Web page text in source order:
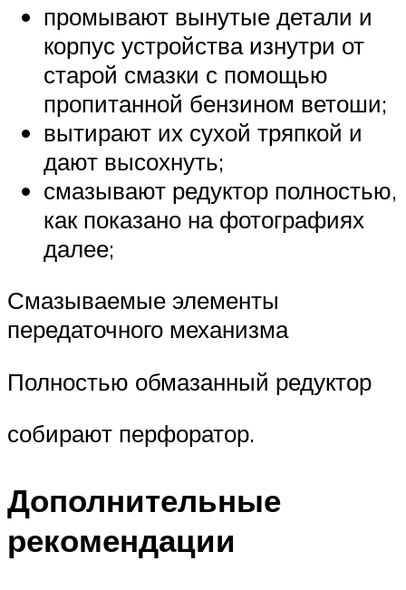
промывают вынутые детали и
корпус устройства изнутри от
старой смазки с помощью
пропитанной бензином ветоши;
вытирают их сухой тряпкой и
дают высохнуть;
смазывают редуктор полностью,
как показано на фотографиях
далее;
Смазываемые элементы
передаточного механизма
Полностью обмазанный редуктор
собирают перфоратор.
Дополнительные
рекомендации